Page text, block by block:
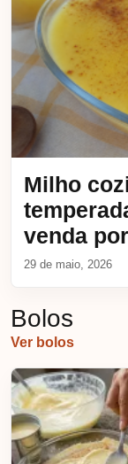
Milho
venda
29 de maio, 2026
Bolos
Ver bolos